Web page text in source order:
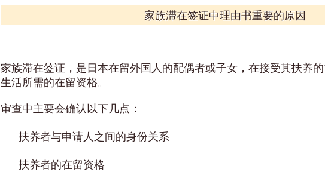
家族滞在签证中理由书重要的原因
家族滞在签证，是日本在留外国人的配偶者或子女，在接受其扶养
生活所需的在留资格。
审查中主要会确认以下几点：
扶养者与申请人之间的身份关系
扶养者的在留资格